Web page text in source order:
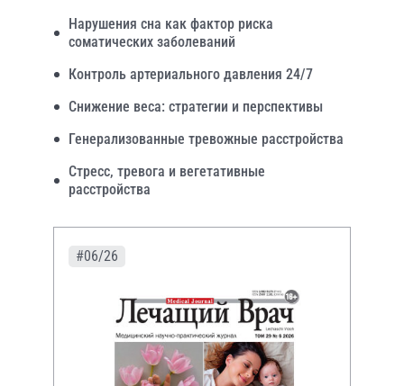
Нарушения сна как фактор риска
соматических заболеваний
Контроль артериального давления 24/7
Снижение веса: стратегии и перспективы
Генерализованные тревожные расстройства
Стресс, тревога и вегетативные
расстройства
#06/26